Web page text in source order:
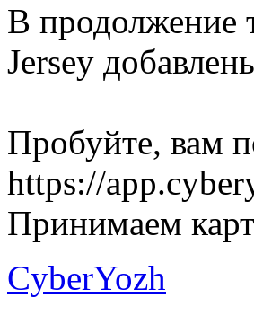
В продолжение
Jersey
Пробуйте, вам
https://
Принимаем
CyberYozh